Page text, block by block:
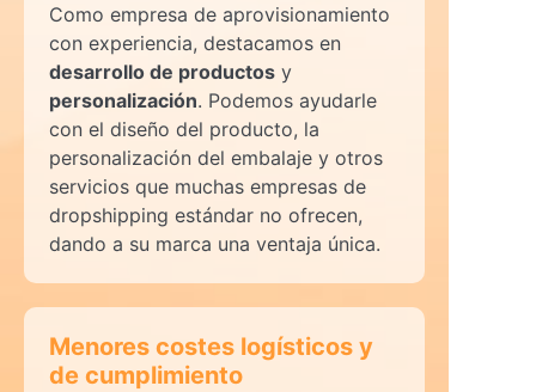
Como empresa de aprovisionamiento
con experiencia, destacamos en
desarrollo de productos y
personalización. Podemos ayudarle
con el diseño del producto, la
personalización del embalaje y otros
servicios que muchas empresas de
dropshipping estándar no ofrecen,
dando a su marca una ventaja única.
Menores costes logísticos y
de cumplimiento